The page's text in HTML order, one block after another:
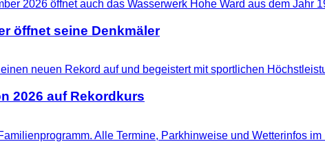
öffnet seine Denkmäler
2026 auf Rekordkurs